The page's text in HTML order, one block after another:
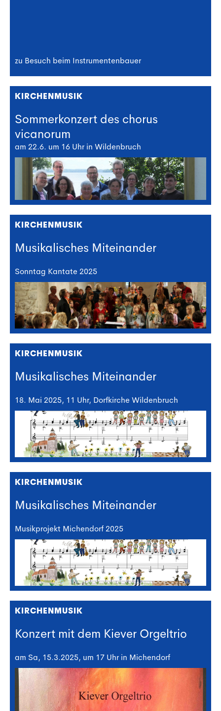
zu Besuch beim Instrumentenbauer
KIRCHENMUSIK
Sommerkonzert des chorus
vicanorum
am 22.6. um 16 Uhr in Wildenbruch
KIRCHENMUSIK
Musikalisches Miteinander
Sonntag Kantate 2025
KIRCHENMUSIK
Musikalisches Miteinander
18. Mai 2025, 11 Uhr, Dorfkirche Wildenbruch
KIRCHENMUSIK
Musikalisches Miteinander
Musikprojekt Michendorf 2025
KIRCHENMUSIK
Konzert mit dem Kiever Orgeltrio
am Sa, 15.3.2025, um 17 Uhr in Michendorf